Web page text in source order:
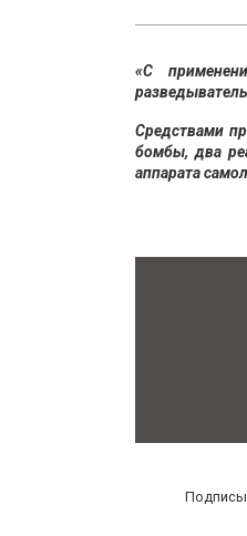
«С
Средствами
бомбы, два
аппарата